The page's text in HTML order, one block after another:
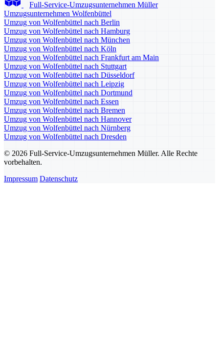
Full-Service-Umzugsunternehmen Müller
Umzugsunternehmen Wolfenbüttel
Umzug von Wolfenbüttel nach Berlin
Umzug von Wolfenbüttel nach Hamburg
Umzug von Wolfenbüttel nach München
Umzug von Wolfenbüttel nach Köln
Umzug von Wolfenbüttel nach Frankfurt am Main
Umzug von Wolfenbüttel nach Stuttgart
Umzug von Wolfenbüttel nach Düsseldorf
Umzug von Wolfenbüttel nach Leipzig
Umzug von Wolfenbüttel nach Dortmund
Umzug von Wolfenbüttel nach Essen
Umzug von Wolfenbüttel nach Bremen
Umzug von Wolfenbüttel nach Hannover
Umzug von Wolfenbüttel nach Nürnberg
Umzug von Wolfenbüttel nach Dresden
© 2026 Full-Service-Umzugsunternehmen Müller. Alle Rechte
vorbehalten.
Impressum Datenschutz